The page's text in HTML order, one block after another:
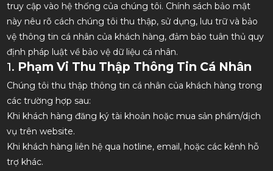
truy cập vào hệ thống của chúng tôi. Chính sách bảo mật
này nêu rõ cách chúng tôi thu thập, sử dụng, lưu trữ và bảo
vệ thông tin cá nhân của khách hàng, đảm bảo tuân thủ quy
định pháp luật về bảo vệ dữ liệu cá nhân.
1. Phạm Vi Thu Thập Thông Tin Cá Nhân
Chúng tôi thu thập thông tin cá nhân của khách hàng trong
các trường hợp sau:
Khi khách hàng đăng ký tài khoản hoặc mua sản phẩm/dịch
vụ trên website.
Khi khách hàng liên hệ qua hotline, email, hoặc các kênh hỗ
trợ khác.